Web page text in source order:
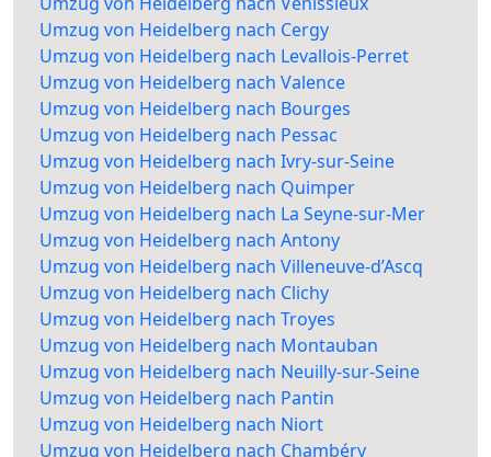
Umzug von Heidelberg nach Cergy
Umzug von Heidelberg nach Levallois-Perret
Umzug von Heidelberg nach Valence
Umzug von Heidelberg nach Bourges
Umzug von Heidelberg nach Pessac
Umzug von Heidelberg nach Ivry-sur-Seine
Umzug von Heidelberg nach Quimper
Umzug von Heidelberg nach La Seyne-sur-Mer
Umzug von Heidelberg nach Antony
Umzug von Heidelberg nach Villeneuve-d’Ascq
Umzug von Heidelberg nach Clichy
Umzug von Heidelberg nach Troyes
Umzug von Heidelberg nach Montauban
Umzug von Heidelberg nach Neuilly-sur-Seine
Umzug von Heidelberg nach Pantin
Umzug von Heidelberg nach Niort
Umzug von Heidelberg nach Chambéry